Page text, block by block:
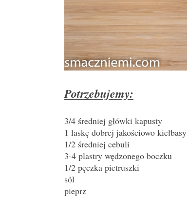
Potrzebujemy:
3/4 średniej główki kapusty
1 laskę dobrej jakościowo kiełbasy
1/2 średniej cebuli
3-4 plastry wędzonego boczku
1/2 pęczka pietruszki
sól
pieprz